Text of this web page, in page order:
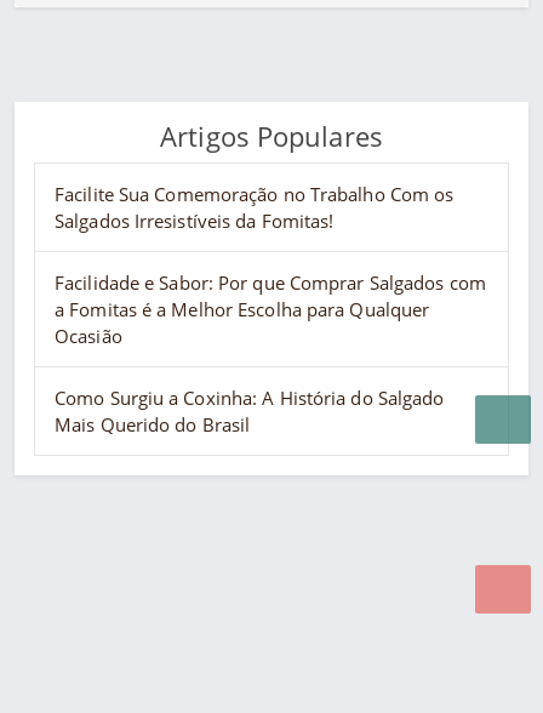
Artigos Populares
Facilite Sua Comemoração no Trabalho Com os
Salgados Irresistíveis da Fomitas!
Facilidade e Sabor: Por que Comprar Salgados com
a Fomitas é a Melhor Escolha para Qualquer
Ocasião
Como Surgiu a Coxinha: A História do Salgado
Mais Querido do Brasil
Política de Cookies